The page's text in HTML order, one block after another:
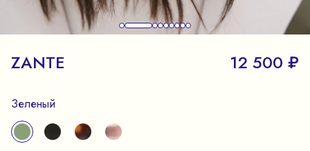
ZANTE 12 500 ₽
Зеленый